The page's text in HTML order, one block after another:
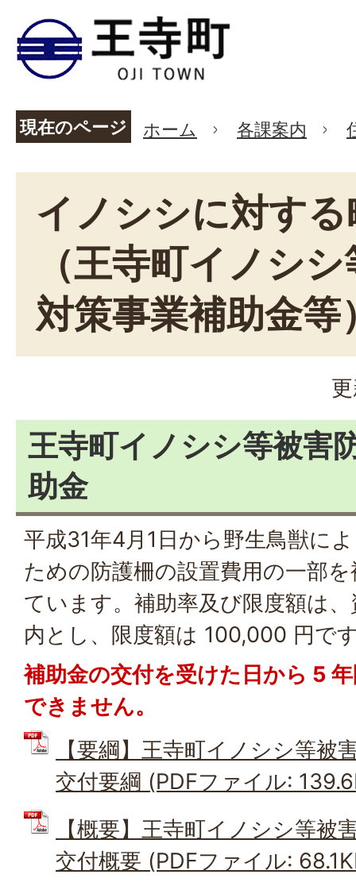
現在のページ ホーム 各課案内
イノシシに対す
（王寺町イノシ
対策事業補助金等
王寺町イノシシ等被害
助金
平成31年4月1日から野生鳥獣に
ための防護柵の設置費用の一部
ています。補助率及び限度額は
内とし、限度額は 100,000 円で
補助金の交付を受けた日から 5
できません。
【要綱】王寺町イノシシ等被
交付要綱 (PDFファイル:
【概要】王寺町イノシシ等被
交付概要 (PDFファイル: